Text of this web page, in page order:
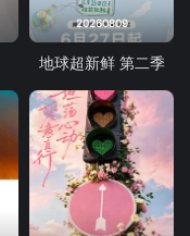
20260809
地球超新鲜 第二季